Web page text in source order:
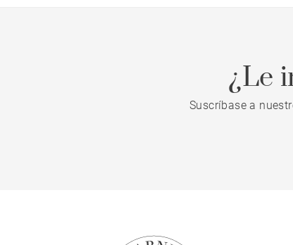
¿Le
Suscríbase a